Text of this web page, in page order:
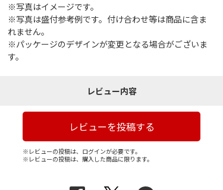
※写真はイメージです。
※写真は盛付参考例です。付け合わせ等は商品に含ま
れません。
※パッケージのデザインが変更となる場合がございま
す。
レビュー内容
レビューを投稿する
※レビューの投稿は、ログインが必要です。
※レビューの投稿は、購入した商品に限ります。